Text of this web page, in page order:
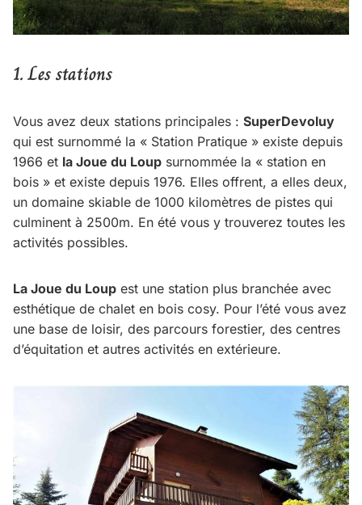
1.Les stations
Vous avez deux stations principales : SuperDevoluy
qui est surnommé la « Station Pratique » existe depuis
1966 et la Joue du Loup surnommée la « station en
bois » et existe depuis 1976. Elles offrent, a elles deux,
un domaine skiable de 1000 kilomètres de pistes qui
culminent à 2500m. En été vous y trouverez toutes les
activités possibles.
La Joue du Loup est une station plus branchée avec
esthétique de chalet en bois cosy. Pour l’été vous avez
une base de loisir, des parcours forestier, des centres
d’équitation et autres activités en extérieure.